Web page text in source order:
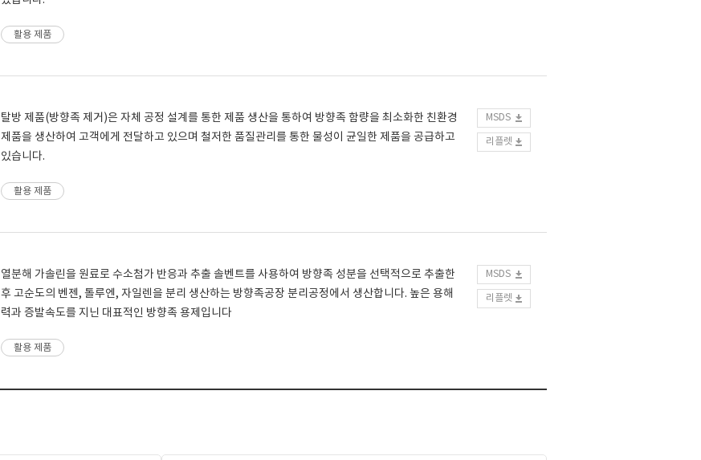
활용 제품
탈방 제품(방향족 제거)은 자체 공정 설계를 통한 제품 생산을 통하여 방향족 함량을 최소화한 친환경
제품을 생산하여 고객에게 전달하고 있으며 철저한 품질관리를 통한 물성이 균일한 제품을 공급하고
있습니다.
활용 제품
MSDS
리플렛
열분해 가솔린을 원료로 수소첨가 반응과 추출 솔벤트를 사용하여 방향족 성분을 선택적으로 추출한
후 고순도의 벤젠, 톨루엔, 자일렌을 분리 생산하는 방향족공장 분리공정에서 생산합니다. 높은 용해
력과 증발속도를 지닌 대표적인 방향족 용제입니다
활용 제품
MSDS
리플렛